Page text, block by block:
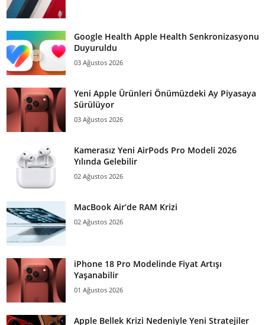
Google Health Apple Health Senkronizasyonu
Duyuruldu
03 Ağustos 2026
Yeni Apple Ürünleri Önümüzdeki Ay Piyasaya
Sürülüyor
03 Ağustos 2026
Kamerasız Yeni AirPods Pro Modeli 2026
Yılında Gelebilir
02 Ağustos 2026
MacBook Air’de RAM Krizi
02 Ağustos 2026
iPhone 18 Pro Modelinde Fiyat Artışı
Yaşanabilir
01 Ağustos 2026
Apple Bellek Krizi Nedeniyle Yeni Stratejiler